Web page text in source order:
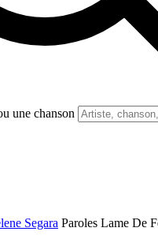
une chanson
Segara Paroles Lame De